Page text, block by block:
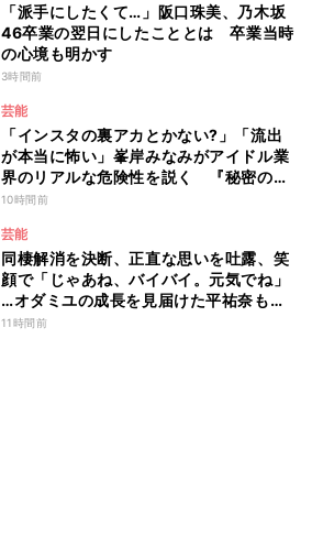
「派手にしたくて…」阪口珠美、乃木坂
46卒業の翌日にしたこととは 卒業当時
の心境も明かす
3時間前
芸能
「インスタの裏アカとかない?」「流出
が本当に怖い」峯岸みなみがアイドル業
界のリアルな危険性を説く 『秘密のマ
マ園』特別編
10時間前
芸能
同棲解消を決断、正直な思いを吐露、笑
顔で「じゃあね、バイバイ。元気でね」
…オダミユの成長を見届けた平祐奈も思
わず涙 『ガールオアレディ3』
11時間前